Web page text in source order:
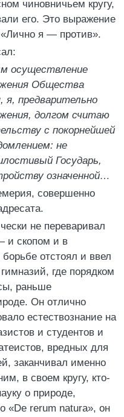
чиновничьем кругу,
его. Это выражение
я — против».
осуществление
Общества
предварительно
долгом считаю
с покорнейшей
не
Государь,
означенной…
совершенно
не переваривал
и скопом и в
отстоял и ввел
где порядком
раньше
Он отлично
естествознание на
и студентов и
вредных для
заканчивал именно
в своем кругу, кто-
о природе,
«De rerum natura», он